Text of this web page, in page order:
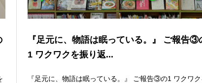
『足元に、物語は眠っている。』 ご報告③
1 ワクワクを振り返...
『足元に、物語は眠っている。』 ご報告③の1 ワクワク